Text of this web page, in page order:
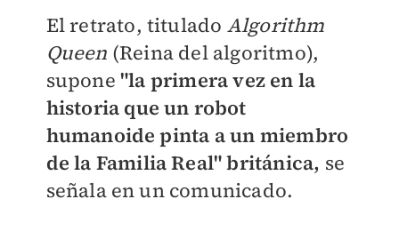
El retrato, titulado Algorithm
Queen (Reina del algoritmo),
supone "la primera vez en la
historia que un robot
humanoide pinta a un miembro
de la Familia Real" británica, se
señala en un comunicado.